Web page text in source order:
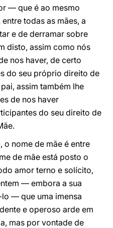
― que é ao mesmo
todas as mães, a
e de derramar sobre
disto, assim como nós
nos haver, de certo
do seu próprio direito de
assim também lhe
de nos haver
do seu direito de
o nome de mãe é entre
de mãe está posto o
amor terno e solícito,
― embora a sua
― que uma imensa
e operoso arde em
mas por vontade de